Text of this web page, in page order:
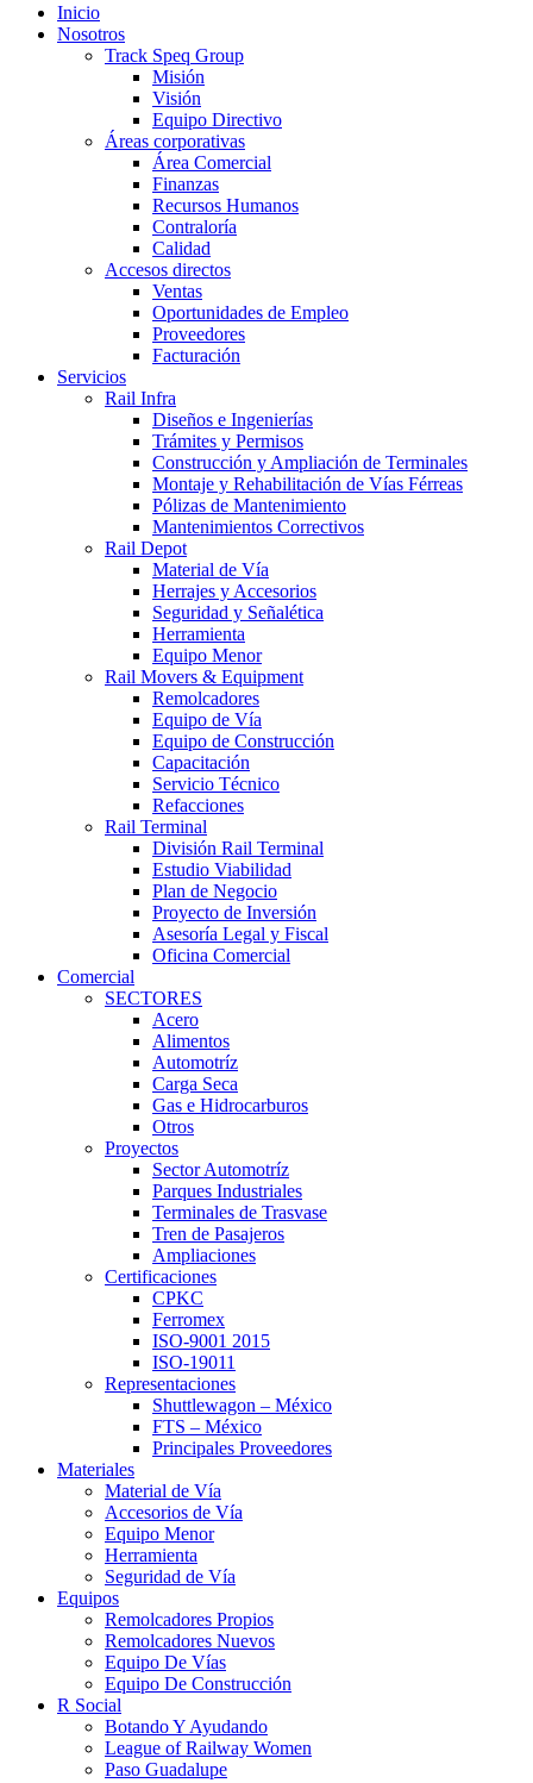
Inicio
Nosotros
Track Speq Group
Misión
Visión
Equipo Directivo
Áreas corporativas
Área Comercial
Finanzas
Recursos Humanos
Contraloría
Calidad
Accesos directos
Ventas
Oportunidades de Empleo
Proveedores
Facturación
Servicios
Rail Infra
Diseños e Ingenierías
Trámites y Permisos
Construcción y Ampliación de Terminales
Montaje y Rehabilitación de Vías Férreas
Pólizas de Mantenimiento
Mantenimientos Correctivos
Rail Depot
Material de Vía
Herrajes y Accesorios
Seguridad y Señalética
Herramienta
Equipo Menor
Rail Movers & Equipment
Remolcadores
Equipo de Vía
Equipo de Construcción
Capacitación
Servicio Técnico
Refacciones
Rail Terminal
División Rail Terminal
Estudio Viabilidad
Plan de Negocio
Proyecto de Inversión
Asesoría Legal y Fiscal
Oficina Comercial
Comercial
SECTORES
Acero
Alimentos
Automotríz
Carga Seca
Gas e Hidrocarburos
Otros
Proyectos
Sector Automotríz
Parques Industriales
Terminales de Trasvase
Tren de Pasajeros
Ampliaciones
Certificaciones
CPKC
Ferromex
ISO-9001 2015
ISO-19011
Representaciones
Shuttlewagon – México
FTS – México
Principales Proveedores
Materiales
Material de Vía
Accesorios de Vía
Equipo Menor
Herramienta
Seguridad de Vía
Equipos
Remolcadores Propios
Remolcadores Nuevos
Equipo De Vías
Equipo De Construcción
R Social
Botando Y Ayudando
League of Railway Women
Paso Guadalupe